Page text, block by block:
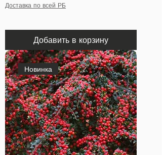
Доставка по всей РБ
Добавить в корзину
Новинка